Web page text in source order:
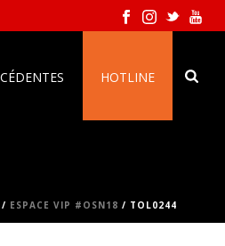
HOTLINE
/ ESPACE VIP #OSN18 / TOL0244